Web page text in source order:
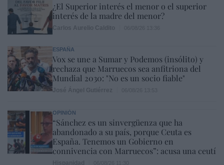
¿El Superior interés el menor o el superior
interés de la madre del menor?
ESPAÑA
Vox se une a Sumar y Podemos (insólito) y
rechaza que Marruecos sea anfitriona del
Mundial 2030: "No es un socio fiable"
OPINIÓN
“Sánchez es un sinvergüenza que ha
abandonado a su país, porque Ceuta es
España. Tenemos un Gobierno en
connivencia con Marruecos”: acusa una ceutí